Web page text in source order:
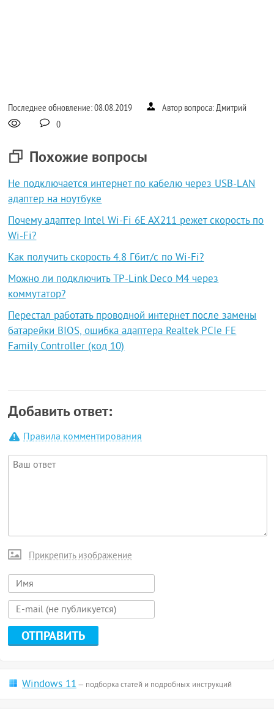
Последнее обновление: 08.08.2019
Автор вопроса: Дмитрий
0
Похожие вопросы
Не подключается интернет по кабелю через USB-LAN
адаптер на ноутбуке
Почему адаптер Intel Wi-Fi 6E AX211 режет скорость по
Wi-Fi?
Как получить скорость 4.8 Гбит/с по Wi-Fi?
Можно ли подключить TP-Link Deco M4 через
коммутатор?
Перестал работать проводной интернет после замены
батарейки BIOS, ошибка адаптера Realtek PCIe FE
Family Controller (код 10)
Добавить ответ:
Правила комментирования
Прикрепить изображение
Windows 11— подборка статей и подробных инструкций